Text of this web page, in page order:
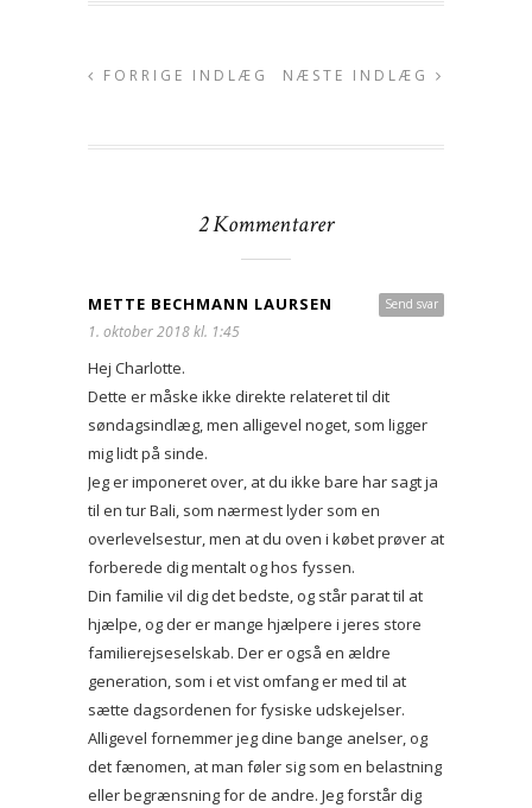
FORRIGE INDLÆG NÆSTE INDLÆG
2 Kommentarer
Send svar
METTE BECHMANN LAURSEN
1. oktober 2018 kl. 1:45
Hej Charlotte.
Dette er måske ikke direkte relateret til dit
søndagsindlæg, men alligevel noget, som ligger
mig lidt på sinde.
Jeg er imponeret over, at du ikke bare har sagt ja
til en tur Bali, som nærmest lyder som en
overlevelsestur, men at du oven i købet prøver at
forberede dig mentalt og hos fyssen.
Din familie vil dig det bedste, og står parat til at
hjælpe, og der er mange hjælpere i jeres store
familierejseselskab. Der er også en ældre
generation, som i et vist omfang er med til at
sætte dagsordenen for fysiske udskejelser.
Alligevel fornemmer jeg dine bange anelser, og
det fænomen, at man føler sig som en belastning
eller begrænsning for de andre. Jeg forstår dig